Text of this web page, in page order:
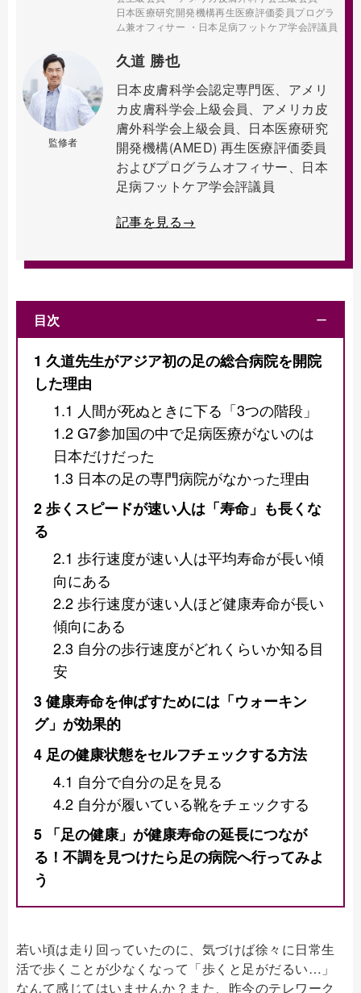
監修者
日本医療研究開発機構再生医療評価委員プログラ
ム兼オフィサー ・日本足病フットケア学会評議員
久道 勝也
日本皮膚科学会認定専門医、アメリ
カ皮膚科学会上級会員、アメリカ皮
膚外科学会上級会員、日本医療研究
開発機構(AMED) 再生医療評価委員
およびプログラムオフィサー、日本
足病フットケア学会評議員
記事を見る→
目次 ー
1 久道先生がアジア初の足の総合病院を開院
した理由
1.1 人間が死ぬときに下る「3つの階段」
1.2G7参加国の中で足病医療がないのは
日本だけだった
1.3 日本の足の専門病院がなかった理由
2歩くスピードが速い人は「寿命」も長くな
る
2.1 歩行速度が速い人は平均寿命が長い傾
向にある
2.2歩行速度が速い人ほど健康寿命が長い
傾向にある
2.3 自分の歩行速度がどれくらいか知る目
安
3健康寿命を伸ばすためには「ウォーキン
グ」が効果的
4 足の健康状態をセルフチェックする方法
4.1 自分で自分の足を見る
4.2 自分が履いている靴をチェックする
5 「足の健康」が健康寿命の延長につなが
る！不調を見つけたら足の病院へ行ってみよ
う
若い頃は走り回っていたのに、気づけば徐々に日常生
活で歩くことが少なくなって「歩くと足がだるい…」
なんて感じてはいませんか？また、昨今のテレワーク